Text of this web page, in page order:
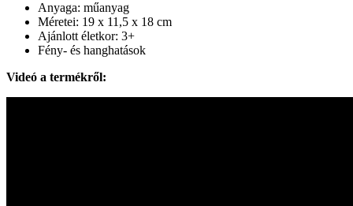
Anyaga: műanyag
Méretei: 19 x 11,5 x 18 cm
Ajánlott életkor: 3+
Fény- és hanghatások
Videó a termékről: